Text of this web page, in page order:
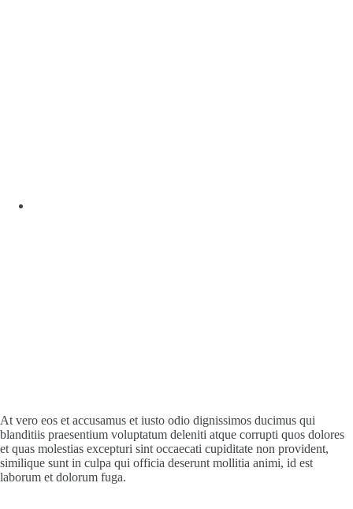
At vero eos et accusamus et iusto odio dignissimos ducimus qui
blanditiis praesentium voluptatum deleniti atque corrupti quos dolores
et quas molestias excepturi sint occaecati cupiditate non provident,
similique sunt in culpa qui officia deserunt mollitia animi, id est
laborum et dolorum fuga.